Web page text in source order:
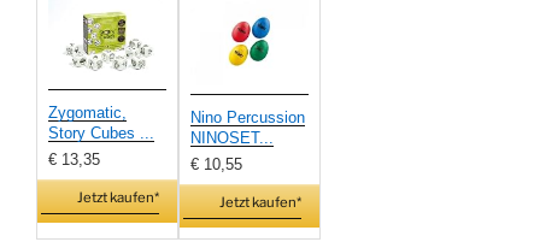
Zygomatic,
Story Cubes ...
€ 13,35
Jetzt kaufen*
Nino Percussion
NINOSET...
€ 10,55
Jetzt kaufen*